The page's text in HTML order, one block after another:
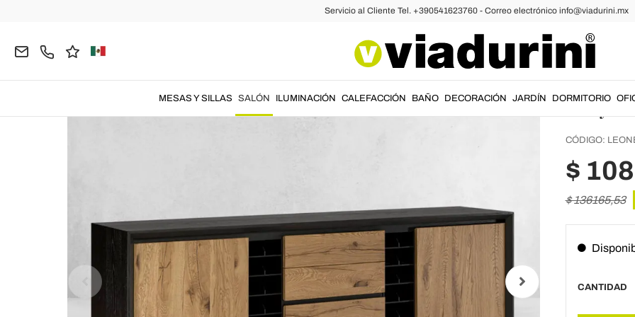
Servicio al Cliente Tel. +390541623760 - Correo electrónico info@viadurini.mx
MESAS Y SILLAS SALÓN ILUMINACIÓN CALEFACCIÓN BAÑO DECORACIÓN JARDÍN DORMITORIO
Italy -
CÓDIGO:
$
$ 136165,53
CANTIDAD